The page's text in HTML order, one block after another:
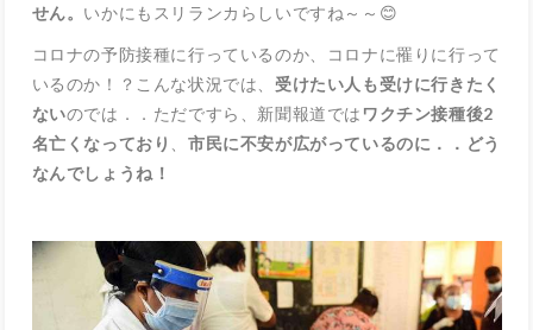
せん。 いかにもスリランカらしいですね～～😊
コロナの予防接種に行っているのか、コロナに罹りに行って
いるのか！？こんな状況では、 受けたい人も受けに行きたく
ないのでは．．ただですら、新聞報道では ワクチン接種後2
名亡くなっており
市民に不安が広がっているのに．．どう
なんでしょうね！